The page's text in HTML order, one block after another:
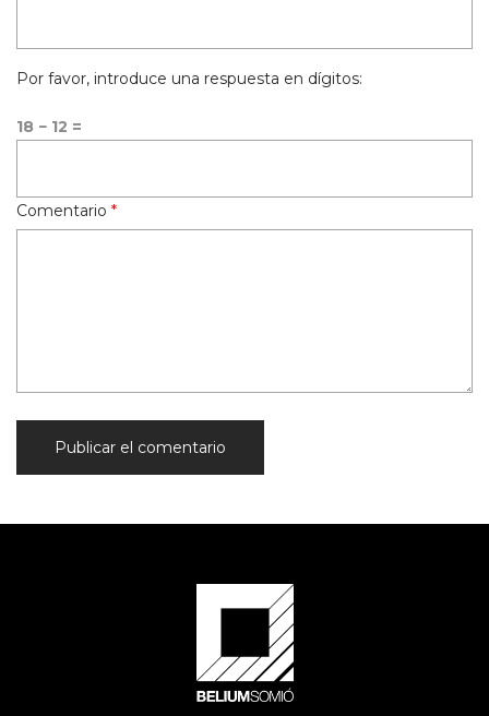
Por favor, introduce una respuesta en dígitos:
18 − 12 =
Comentario *